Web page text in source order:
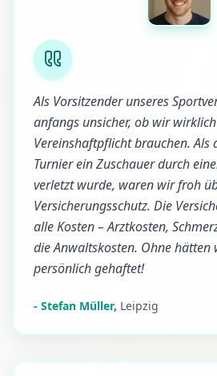
Als Vorsitzender unseres
anfangs unsicher, ob wir
Vereinshaftpflicht brauchen. Als
Turnier ein Zuschauer durch
verletzt wurde, waren wir froh
Versicherungsschutz. Die
alle Kosten – Arztkosten,
die Anwaltskosten. Ohne hätten
persönlich gehaftet!
- Stefan Müller, Leipzig